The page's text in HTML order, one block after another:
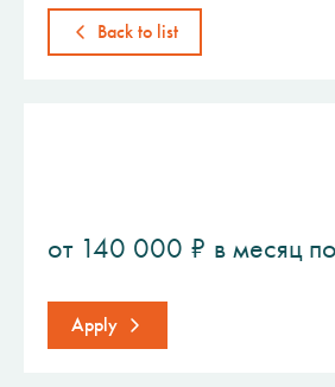
Back to list
от 140 000 ₽ в месяц
Apply